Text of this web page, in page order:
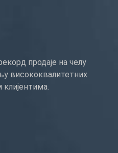
продаје на челу
висококвалитетних